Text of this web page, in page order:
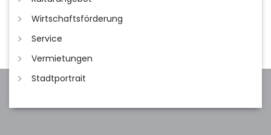
Wirtschaftsförderung
Service
Vermietungen
Stadtportrait